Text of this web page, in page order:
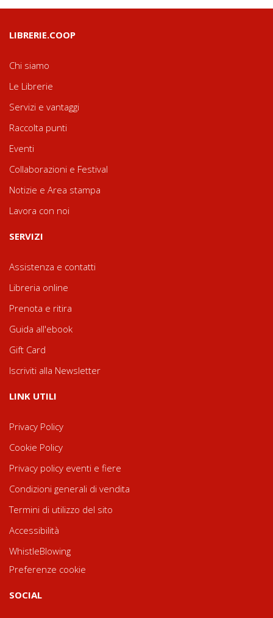
LIBRERIE.COOP
Chi siamo
Le Librerie
Servizi e vantaggi
Raccolta punti
Eventi
Collaborazioni e Festival
Notizie e Area stampa
Lavora con noi
SERVIZI
Assistenza e contatti
Libreria online
Prenota e ritira
Guida all'ebook
Gift Card
Iscriviti alla Newsletter
LINK UTILI
Privacy Policy
Cookie Policy
Privacy policy eventi e fiere
Condizioni generali di vendita
Termini di utilizzo del sito
Accessibilità
WhistleBlowing
Preferenze cookie
SOCIAL